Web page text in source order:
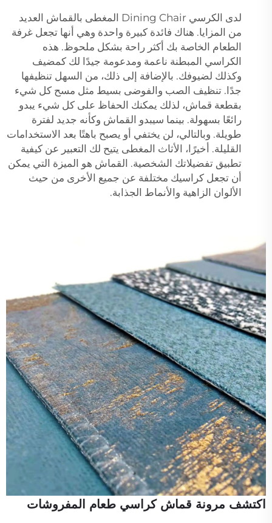
لدى الكرسي Dining Chair المغطى بالقماش العديد
من المزايا. هناك فائدة كبيرة واحدة وهي أنها تجعل غرفة
الطعام الخاصة بك أكثر راحة بشكل ملحوظ. هذه
الكراسي المبطنة ناعمة ومدعومة جيدًا لك كمضيف
وكذلك لضيوفك. بالإضافة إلى ذلك، من السهل تنظيفها
جدًا. تنظيف الصب والفوضى بسيط مثل مسح كل شيء
بقطعة قماش، لذلك يمكنك الحفاظ على كل شيء يبدو
رائعًا بسهولة. بينما سيبدو القماش وكأنه جديد لفترة
طويلة. وبالتالي، لن يختفي أو يصبح باهتًا بعد الاستخدامات
القليلة. أخيرًا، الأثاث المغطى يتيح لك التعبير عن كيفية
تطبيق تفضيلاتك الشخصية. القماش هو الميزة التي يمكن
أن تجعل كراسيك مختلفة عن جميع الأخرى من حيث
الألوان الزاهية والأنماط الجذابة.
اكتشف مرونة قماش كراسي طعام المفروشات